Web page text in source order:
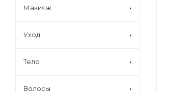
Макияж
Уход
Тело
Волосы